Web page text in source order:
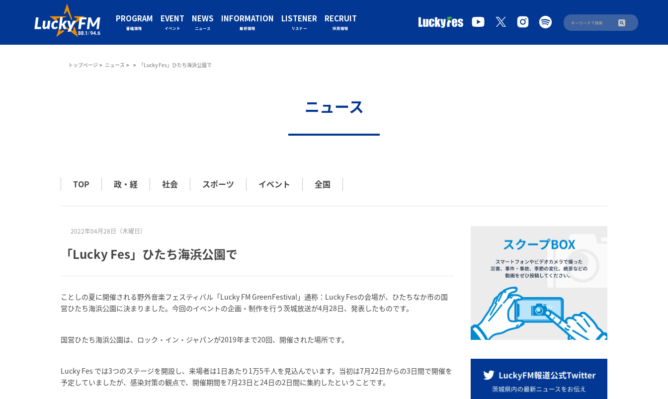
PROGRAM
番組情報
EVENT
イベント
NEWS
ニュース
INFORMATION
最新情報
LISTENER
リスナー
RECRUIT
採用情報
トップページ ニュース 「Lucky Fes」ひたち海浜公園で
ニュース
TOP 政・経 社会 スポーツ イベント 全国
2022年04月28日（木曜日）
「Lucky Fes」ひたち海浜公園で
ことしの夏に開催される野外音楽フェスティバル「Lucky FM GreenFestival」通称：Lucky Fesの会場が、ひたちなか市の国
営ひたち海浜公園に決まりました。今回のイベントの企画・制作を行う茨城放送が4月28日、発表したものです。
国営ひたち海浜公園は、ロック・イン・ジャパンが2019年まで20回、開催された場所です。
Lucky Fes では3つのステージを開設し、来場者は1日あたり1万5千人を見込んでいます。当初は7月22日からの3日間で開催を
予定していましたが、感染対策の観点で、開催期間を7月23日と24日の2日間に集約したということです。